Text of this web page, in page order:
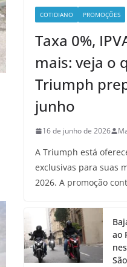
COTIDIANO PROMOÇÕES
Taxa 0%,
mais: veja o
Triumph
junho
16 de junho de 2026
A Triumph está
exclusivas para suas
2026. A promoção
ao